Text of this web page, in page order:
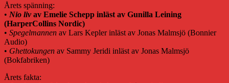
Årets spänning:
• Nio livav Emelie Schepp inläst av Gunilla Leining
(HarperCollins Nordic)
• Spegelmannen av Lars Kepler inläst av Jonas Malmsjö (Bonnier
Audio)
• Ghettokungen av Sammy Jeridi inläst av Jonas Malmsjö
(Bokfabriken)
Årets fakta: